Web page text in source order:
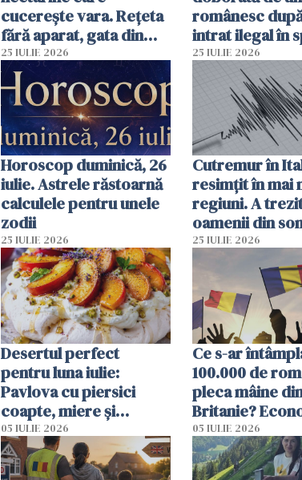
cucerește vara. Rețeta
fără aparat, gata din
câteva ingrediente
25 IULIE 2026
românesc
intrat ilegal în
aerian al
25 IULIE 2026
Horoscop duminică, 26
iulie. Astrele răstoarnă
calculele pentru unele
zodii
25 IULIE 2026
Cutremur în
resimțit în mai
regiuni. A
oamenii din
un alt seism
o zi înainte
25 IULIE 2026
Desertul perfect
pentru luna iulie:
Pavlova cu piersici
coapte, miere și
lavandă
05 IULIE 2026
Ce s-ar
100.000 de
pleca mâine
Britanie?
resimți imediat
05 IULIE 2026